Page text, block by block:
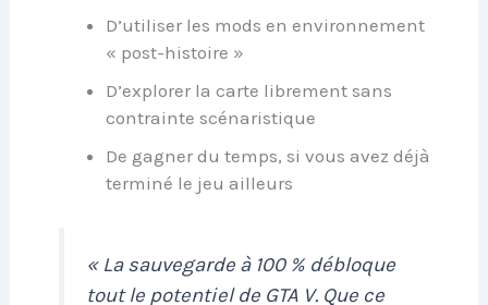
D’utiliser les mods en environnement
« post-histoire »
D’explorer la carte librement sans
contrainte scénaristique
De gagner du temps, si vous avez déjà
terminé le jeu ailleurs
« La sauvegarde à 100 % débloque
tout le potentiel de GTA V. Que ce